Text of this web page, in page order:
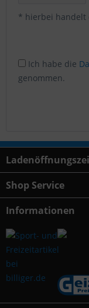
* hierbei handelt
Ich habe die
genommen.
Shop Service
Informationen